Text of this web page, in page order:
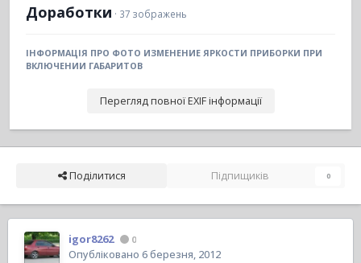
Доработки · 37 зображень
ІНФОРМАЦІЯ ПРО ФОТО ИЗМЕНЕНИЕ ЯРКОСТИ ПРИБОРКИ ПРИ
ВКЛЮЧЕНИИ ГАБАРИТОВ
Перегляд повної EXIF інформації
Поділитися Підпищиків 0
igor8262 0
Опубліковано 6 березня, 2012